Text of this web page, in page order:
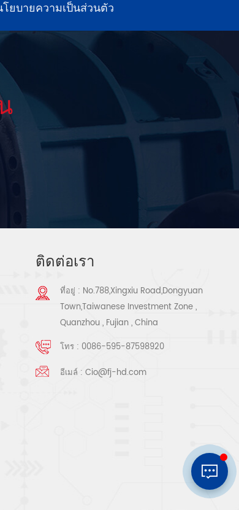
โยบายความเป็นส่วนตัว
ติดต่อเรา
ที่อยู่ : No.788,Xingxiu Road,Dongyuan
Town,Taiwanese Investment Zone ,
Quanzhou , Fujian , China
โทร : 0086-595-87598920
อีเมล์ :Cio@fj-hd.com